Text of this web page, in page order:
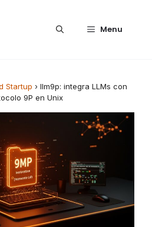
Menu
Startup › llm9p: integra LLMs con
9P en Unix